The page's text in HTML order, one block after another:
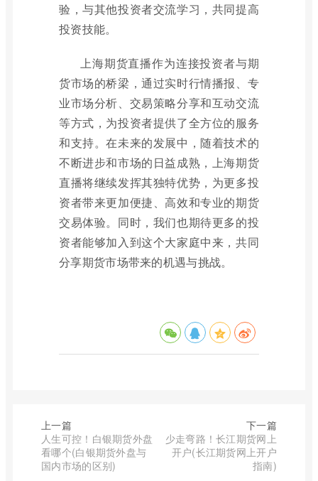
验，与其他投资者交流学习，共同提高
投资技能。
上海期货直播作为连接投资者与期
货市场的桥梁，通过实时行情播报、专
业市场分析、交易策略分享和互动交流
等方式，为投资者提供了全方位的服务
和支持。在未来的发展中，随着技术的
不断进步和市场的日益成熟，上海期货
直播将继续发挥其独特优势，为更多投
资者带来更加便捷、高效和专业的期货
交易体验。同时，我们也期待更多的投
资者能够加入到这个大家庭中来，共同
分享期货市场带来的机遇与挑战。
上一篇
人生可控！白银期货外盘
看哪个(白银期货外盘与
国内市场的区别)
下一篇
少走弯路！长江期货网上
开户(长江期货网上开户
指南)